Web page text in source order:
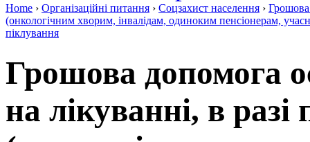
Home › Організаційні питання › Соцзахист населення › Грошова
(онкологічним хворим, інвалідам, одиноким пенсіонерам,
піклування
Грошова допомога
на лікуванні, в разі